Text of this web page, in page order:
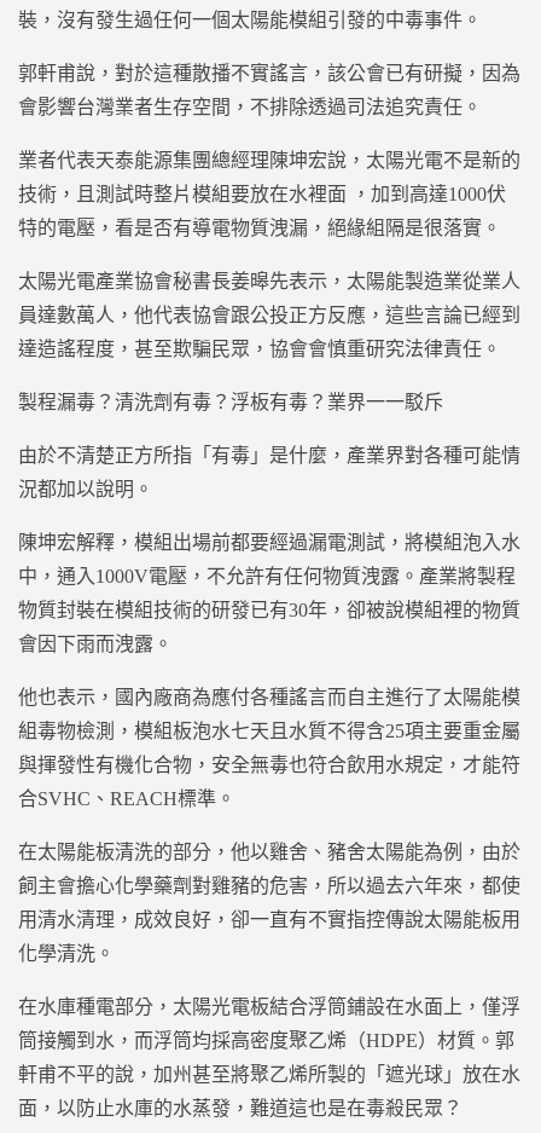
裝，沒有發生過任何一個太陽能模組引發的中毒事件。
郭軒甫說，對於這種散播不實謠言，該公會已有研擬，因為
會影響台灣業者生存空間，不排除透過司法追究責任。
業者代表天泰能源集團總經理陳坤宏說，太陽光電不是新的
技術，且測試時整片模組要放在水裡面 ，加到高達1000伏
特的電壓，看是否有導電物質洩漏，絕緣組隔是很落實。
太陽光電產業協會秘書長姜暤先表示，太陽能製造業從業人
員達數萬人，他代表協會跟公投正方反應，這些言論已經到
達造謠程度，甚至欺騙民眾，協會會慎重研究法律責任。
製程漏毒？清洗劑有毒？浮板有毒？業界一一駁斥
由於不清楚正方所指「有毒」是什麼，產業界對各種可能情
況都加以說明。
陳坤宏解釋，模組出場前都要經過漏電測試，將模組泡入水
中，通入1000V電壓，不允許有任何物質洩露。產業將製程
物質封裝在模組技術的研發已有30年，卻被說模組裡的物質
會因下雨而洩露。
他也表示，國內廠商為應付各種謠言而自主進行了太陽能模
組毒物檢測，模組板泡水七天且水質不得含25項主要重金屬
與揮發性有機化合物，安全無毒也符合飲用水規定，才能符
合SVHC、REACH標準。
在太陽能板清洗的部分，他以雞舍、豬舍太陽能為例，由於
飼主會擔心化學藥劑對雞豬的危害，所以過去六年來，都使
用清水清理，成效良好，卻一直有不實指控傳說太陽能板用
化學清洗。
在水庫種電部分，太陽光電板結合浮筒鋪設在水面上，僅浮
筒接觸到水，而浮筒均採高密度聚乙烯（HDPE）材質。郭
軒甫不平的說，加州甚至將聚乙烯所製的「遮光球」放在水
面，以防止水庫的水蒸發，難道這也是在毒殺民眾？